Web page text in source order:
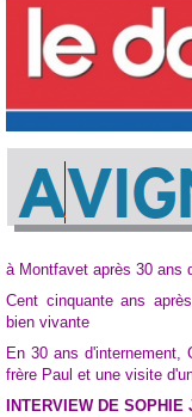
à Montfavet après 30 ans
Cent cinquante ans
bien vivante
En 30 ans d'internement,
frère Paul et une visite
INTERVIEW DE